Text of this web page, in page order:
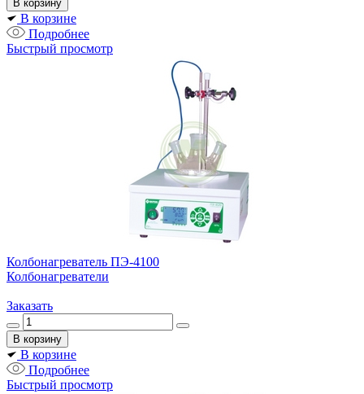
В корзине
Подробнее
Быстрый просмотр
Колбонагреватель ПЭ-4100
Колбонагреватели
Заказать
В корзине
Подробнее
Быстрый просмотр